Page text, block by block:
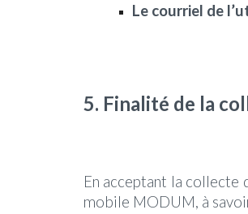
Le courriel de
5. Finalité de la
En acceptant la collecte
mobile MODUM, à